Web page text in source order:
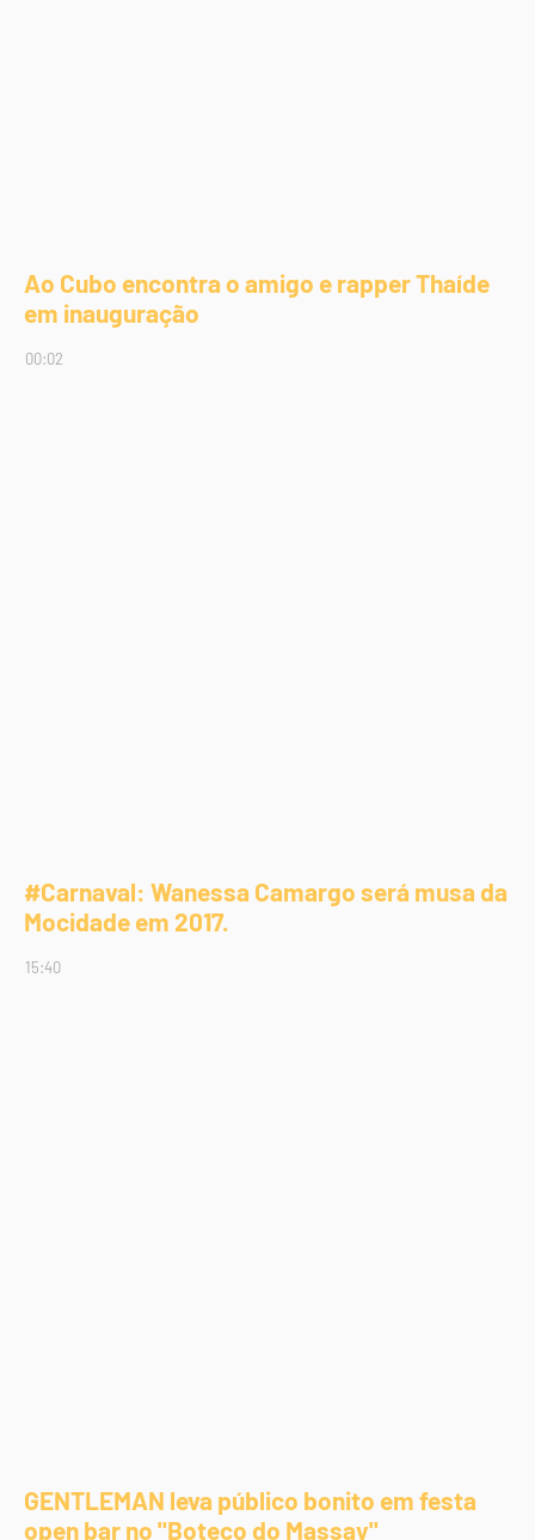
Ao Cubo encontra o amigo e rapper Thaíde
em inauguração
00:02
#Carnaval: Wanessa Camargo será musa da
Mocidade em 2017.
15:40
GENTLEMAN leva público bonito em festa
open bar no "Boteco do Massay"